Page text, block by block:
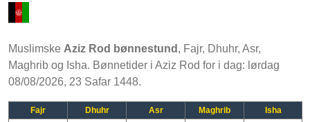
Muslimske Aziz Rod bønnestund , Fajr, Dhuhr, Asr,
Maghrib og Isha. Bønnetider i Aziz Rod for i dag: lørdag
08/08/2026, 23 Safar 1448.
Fajr Dhuhr Asr Maghrib
Isha